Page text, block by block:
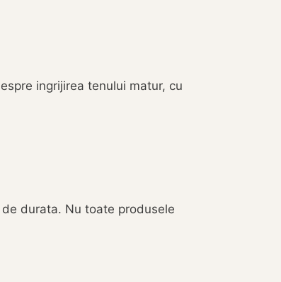
ingrijirea tenului matur, cu
durata. Nu toate produsele